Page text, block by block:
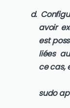
avoir
est
liées
ce cas,
sudo